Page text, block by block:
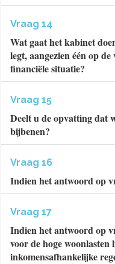
Vraag 14
Wat gaat het kabinet
legt, aangezien één op
financiële situatie?
Vraag 15
Deelt u de opvatting dat
bijbenen?
Vraag 16
Indien het antwoord op
Vraag 17
Indien het antwoord op
voor de hoge
inkomensafhankelijke